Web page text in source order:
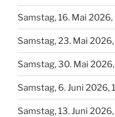
Samstag, 16. Mai
Samstag, 23. Mai
Samstag, 30. Mai
Samstag, 6. Juni 2026,
Samstag, 13. Juni